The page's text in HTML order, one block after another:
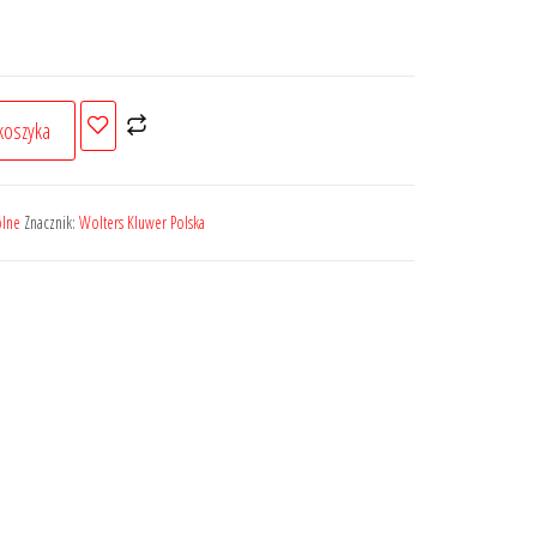
Znacznik: Wolters Kluwer Polska